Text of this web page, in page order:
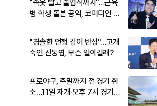
"속옷 빨고 졸업식까지"…근육
병 학생 돌본 공익, 코미디언 김
"경솔한 언행 깊이 반성"…고개
숙인 신동엽, 무슨 일이길래?
프로야구, 주말까지 전 경기 취
소…11일 재개·오후 7시 경기